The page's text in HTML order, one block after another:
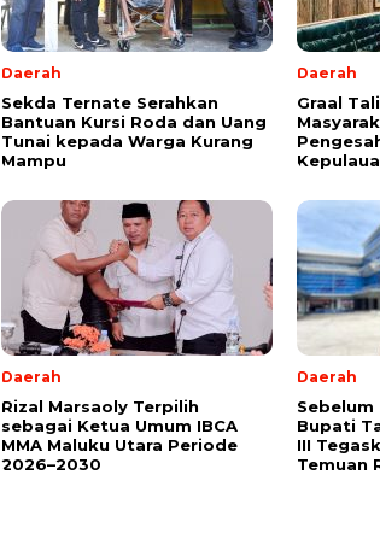
Daerah
Sekda Ternate Serahkan
Bantuan Kursi Roda dan Uang
Tunai kepada Warga Kurang
Mampu
Daerah
Graal
Daerah
Rizal Marsaoly Terpilih
sebagai Ketua Umum IBCA
MMA Maluku Utara Periode
2026–2030
Daerah
Bupati
III
Temuan